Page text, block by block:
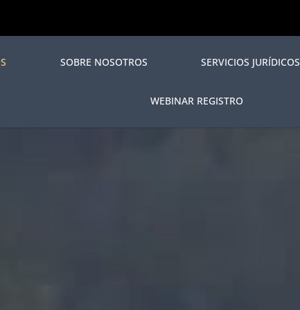
SOBRE NOSOTROS SERVICIOS JURÍDICOS
WEBINAR REGISTRO